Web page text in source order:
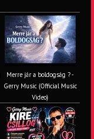
Merre jár a boldogság ? -
Gerry Music (Official Music
Video)